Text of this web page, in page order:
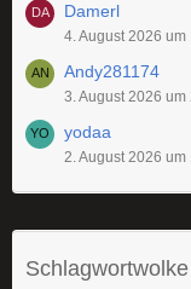
Damerl
4. August 2026 um
Andy281174
3. August 2026 um
yodaa
2. August 2026 um
Schlagwortwolke